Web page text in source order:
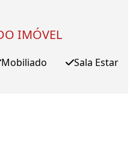
IMÓVEL
Mobiliado Sala Estar